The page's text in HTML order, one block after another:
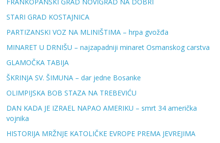
STARI GRAD KOSTAJNICA
PARTIZANSKI VOZ NA MLINIŠTIMA – hrpa gvožđa
MINARET U DRNIŠU – najzapadniji minaret Osmanskog carstva
GLAMOČKA TABIJA
ŠKRINJA SV. ŠIMUNA – dar jedne Bosanke
OLIMPIJSKA BOB STAZA NA TREBEVIĆU
DAN KADA JE IZRAEL NAPAO AMERIKU – smrt 34 američka
vojnika
HISTORIJA MRŽNJE KATOLIČKE EVROPE PREMA JEVREJIMA